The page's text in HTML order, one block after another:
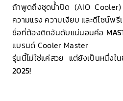
ถ้าพูดถึงชุดน้ำปิด (AIO Cooler)
ความแรง ความเงียบ และดีไซน์พรี
ชื่อที่ต้องติดอันดับแน่นอนคือ
แบรนด์ Cooler Master
รุ่นนี้ไม่ใช่แค่สวย แต่ยังเป็นหนึ่งใ
2025!